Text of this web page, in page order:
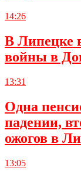
14:26
В Липецке
войны в
13:31
Одна
падении,
ожогов в
13:05